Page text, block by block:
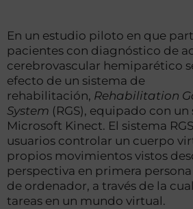
En un estudio piloto en que
pacientes con diagnóstico de
cerebrovascular hemiparético
efecto de un sistema de
rehabilitación, Rehabilitation
System (RGS), equipado con un
Microsoft Kinect. El sistema
usuarios controlar un cuerpo
propios movimientos vistos
perspectiva en primera
de ordenador, a través de la
tareas en un mundo virtual.